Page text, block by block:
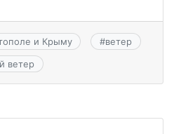
и Крыму #ветер
ветер